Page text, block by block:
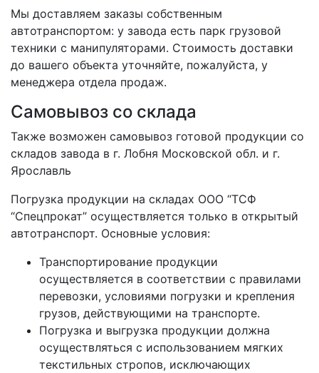
Мы доставляем заказы собственным
автотранспортом: у завода есть парк грузовой
техники с манипуляторами. Стоимость доставки
до вашего объекта уточняйте, пожалуйста, у
менеджера отдела продаж.
Самовывоз со склада
Также возможен самовывоз готовой продукции со
складов завода в г. Лобня Московской обл. и г.
Ярославль
Погрузка продукции на складах ООО “ТСФ
“Спецпрокат” осуществляется только в открытый
автотранспорт. Основные условия:
Транспортирование продукции
осуществляется в соответствии с правилами
перевозки, условиями погрузки и крепления
грузов, действующими на транспорте.
Погрузка и выгрузка продукции должна
осуществляться с использованием мягких
текстильных стропов, исключающих